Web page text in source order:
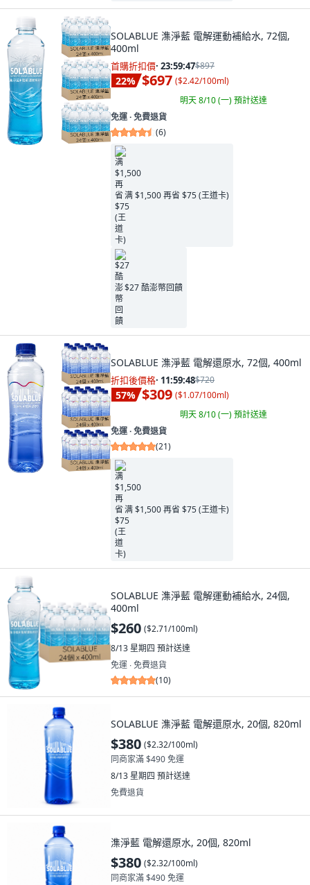
SOLABLUE 潗淨藍 電解運動補給水, 72個,
400ml
首購折扣價· 23:59:45$897
22% $697 ($2.42/100ml)
明天 8/10 (一)預計送達
免運 ∙ 免費退貨
(6)
满 $1,500 再省 $75 (王道卡)
$27 酷澎幣回饋
SOLABLUE 潗淨藍 電解還原水, 72個, 400ml
折扣後價格· 11:59:46$720
57% $309 ($1.07/100ml)
明天 8/10 (一)預計送達
免運 ∙ 免費退貨
(21)
满 $1,500 再省 $75 (王道卡)
SOLABLUE 潗淨藍 電解運動補給水, 24個,
400ml
$260 ($2.71/100ml)
8/13 星期四 預計送達
免運 ∙ 免費退貨
(10)
SOLABLUE 潗淨藍 電解還原水, 20個, 820ml
$380 ($2.32/100ml)
同商家滿 $490 免運
8/13 星期四 預計送達
免費退貨
潗淨藍 電解還原水, 20個, 820ml
$380 ($2.32/100ml)
同商家滿 $490 免運